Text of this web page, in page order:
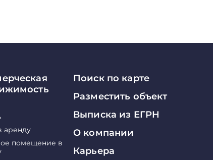
аренду
помещение в
Поиск по карте
Разместить объект
Выписка из ЕГРН
О компании
Карьера